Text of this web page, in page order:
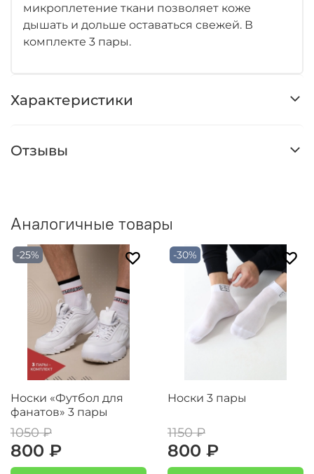
микроплетение ткани позволяет коже
дышать и дольше оставаться свежей. В
комплекте 3 пары.
Характеристики
Отзывы
Аналогичные товары
-25%
Носки «Футбол для
фанатов» 3 пары
1050 ₽
800 ₽
-30%
Носки 3 пары
1150 ₽
800 ₽